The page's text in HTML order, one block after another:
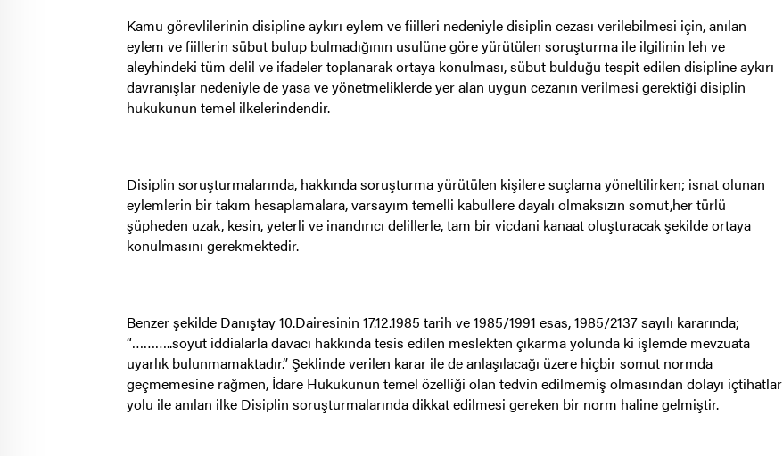
Kamu görevlilerinin disipline aykırı eylem ve fiilleri nedeniyle disiplin cezası verilebilmesi için, anılan
eylem ve fiillerin sübut bulup bulmadığının usulüne göre yürütülen soruşturma ile ilgilinin leh ve
aleyhindeki tüm delil ve ifadeler toplanarak ortaya konulması, sübut bulduğu tespit edilen disipline aykırı
davranışlar nedeniyle de yasa ve yönetmeliklerde yer alan uygun cezanın verilmesi gerektiği disiplin
hukukunun temel ilkelerindendir.
Disiplin soruşturmalarında, hakkında soruşturma yürütülen kişilere suçlama yöneltilirken; isnat olunan
eylemlerin bir takım hesaplamalara, varsayım temelli kabullere dayalı olmaksızın somut,her türlü
şüpheden uzak, kesin, yeterli ve inandırıcı delillerle, tam bir vicdani kanaat oluşturacak şekilde ortaya
konulmasını gerekmektedir.
Benzer şekilde Danıştay 10.Dairesinin 17.12.1985 tarih ve 1985/1991 esas, 1985/2137 sayılı kararında;
“………..soyut iddialarla davacı hakkında tesis edilen meslekten çıkarma yolunda ki işlemde mevzuata
uyarlık bulunmamaktadır.” Şeklinde verilen karar ile de anlaşılacağı üzere hiçbir somut normda
geçmemesine rağmen, İdare Hukukunun temel özelliği olan tedvin edilmemiş olmasından dolayı içtihatlar
yolu ile anılan ilke Disiplin soruşturmalarında dikkat edilmesi gereken bir norm haline gelmiştir.